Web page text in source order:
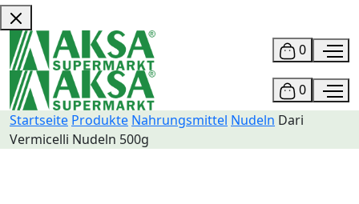
0
0
Startseite Produkte Nahrungsmittel Nudeln Dari
Vermicelli Nudeln 500g